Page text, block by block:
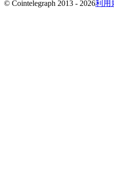
© Cointelegraph 2013 - 2026利用